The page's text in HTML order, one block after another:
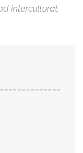
intercultural,